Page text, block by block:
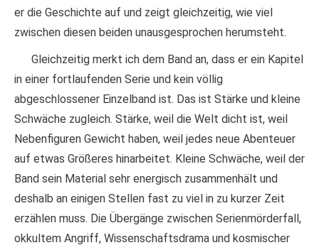
er die Geschichte auf und zeigt gleichzeitig, wie viel
zwischen diesen beiden unausgesprochen herumsteht.
Gleichzeitig merkt ich dem Band an, dass er ein Kapitel
in einer fortlaufenden Serie und kein völlig
abgeschlossener Einzelband ist. Das ist Stärke und kleine
Schwäche zugleich. Stärke, weil die Welt dicht ist, weil
Nebenfiguren Gewicht haben, weil jedes neue Abenteuer
auf etwas Größeres hinarbeitet. Kleine Schwäche, weil der
Band sein Material sehr energisch zusammenhält und
deshalb an einigen Stellen fast zu viel in zu kurzer Zeit
erzählen muss. Die Übergänge zwischen Serienmörderfall,
okkultem Angriff, Wissenschaftsdrama und kosmischer